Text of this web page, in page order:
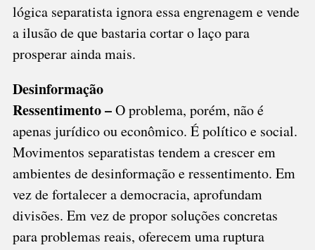
lógica separatista ignora essa engrenagem e vende
a ilusão de que bastaria cortar o laço para
prosperar ainda mais.
Desinformação
Ressentimento –O problema, porém, não é
apenas jurídico ou econômico. É político e social.
Movimentos separatistas tendem a crescer em
ambientes de desinformação e ressentimento. Em
vez de fortalecer a democracia, aprofundam
divisões. Em vez de propor soluções concretas
para problemas reais, oferecem uma ruptura